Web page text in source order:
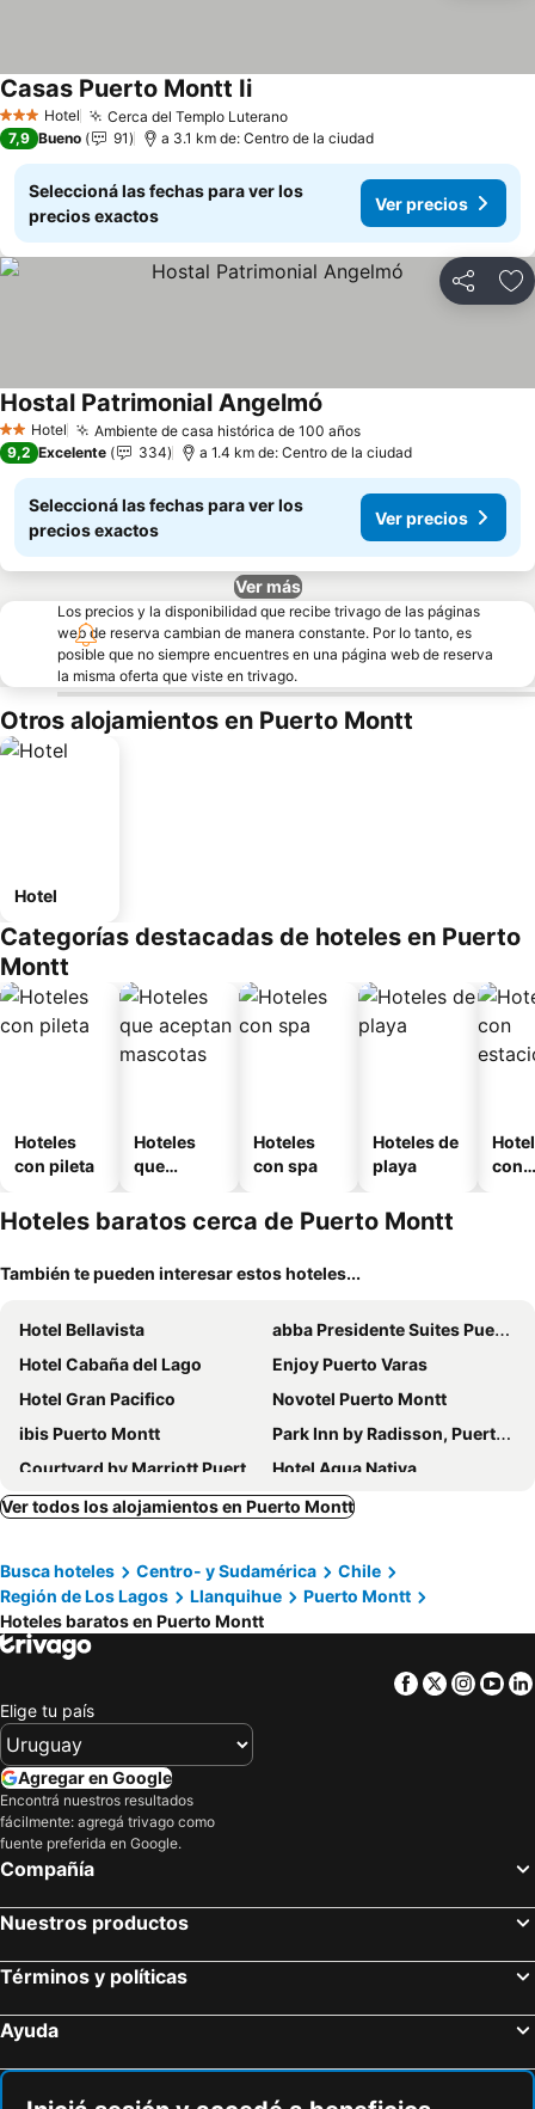
3 Estrellas
Hotel Cerca del Templo Luterano
Casas Puerto Montt Ii
7,9 Bueno 91 a 3.1 km de: Centro de la ciudad
Seleccioná las fechas para ver los
precios exactos
Ver precios
Compartir
2 Estrellas
Hotel Ambiente de casa histórica de 100 años
Hostal Patrimonial Angelmó
9,2 Excelente 334 a 1.4 km de: Centro de la ciudad
Seleccioná las fechas para ver los
precios exactos
Ver precios
Ver más
Los precios y la disponibilidad que recibe trivago de las páginas
web de reserva cambian de manera constante. Por lo tanto, es
posible que no siempre encuentres en una página web de reserva
la misma oferta que viste en trivago.
Otros alojamientos en Puerto Montt
Hotel
Categorías destacadas de hoteles en Puerto
Montt
Hoteles
con pileta
Hoteles
que
mascotas
Hoteles
con spa
Hoteles de
playa
con
Hoteles baratos cerca de Puerto Montt
También te pueden interesar estos hoteles...
Hotel Bellavista
abba Presidente Suites Puerto Montt
Hotel Cabaña del Lago
Enjoy Puerto Varas
Hotel Gran Pacifico
Novotel Puerto Montt
ibis Puerto Montt
Park Inn by Radisson, Puerto Varas
Courtyard by Marriott Puerto Montt
Hotel Agua Nativa
Gran Hotel Vicente Costanera Solace Hotel Puerto Varas
Puerto Chico Hotel
Hotel Puelche
Wyndham Puerto Varas Pettra
Weisserhaus
Dein Haus Hotel y Departamentos
Hotel Seminario
Hotel y Cabanas Terrazas Del Lago
Casa Kalfu Hotel Boutique
Radisson Hotel Puerto Varas
Ver todos los alojamientos en Puerto Montt
Busca hoteles Centro- y Sudamérica
Chile
Región de Los Lagos
Llanquihue
Puerto Montt
Hoteles baratos en Puerto Montt
Facebook
Twitter
Elige tu país
Agregar en Google
Encontrá nuestros resultados
fácilmente: agregá trivago como
fuente preferida en Google.
Compañía
Nuestros productos
Términos y políticas
Ayuda